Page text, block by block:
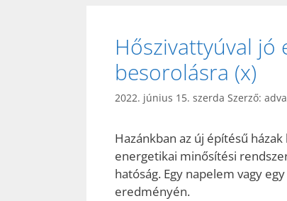
Hőszivattyúval jó
besorolásra (x)
2022. június 15. szerda Szerző:
Hazánkban az új építésű
energetikai minősítési
hatóság. Egy napelem vagy
eredményén.